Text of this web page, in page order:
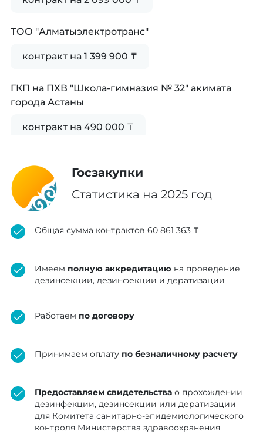
ТОО "Алматыэлектротранс"
контракт на 1 399 900 ₸
ГКП на ПХВ "Школа-гимназия № 32" акимата
города Астаны
контракт на 490 000 ₸
исследовательский институт кардиологии и
внутренних болезней"
контракт на 4 499 900 ₸
«Правительство для граждан»
«Правительство для граждан»
Некоммерческое акционерное общество
«Государственная корпорация
Госзакупки
Статистика на 2025 год
Общая сумма контрактов 60 861 363 ₸
Имеем полную аккредитациюна проведение
дезинсекции, дезинфекции и дератизации
Работаем по договору
Принимаем оплату по безналичному расчету
Предоставляем свидетельствао прохождении
дезинфекции, дезинсекции или дератизации
для Комитета санитарно-эпидемиологического
контроля Министерства здравоохранения